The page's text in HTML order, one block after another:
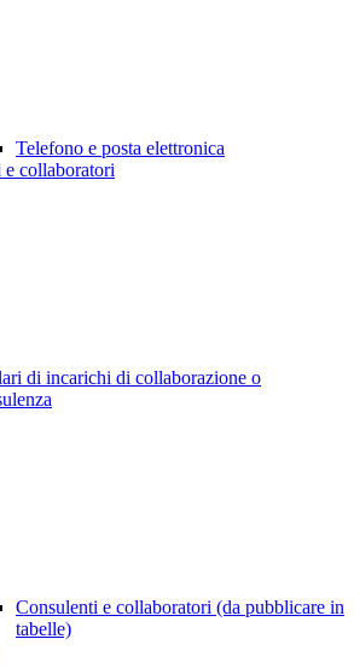
Telefono e posta elettronica
e collaboratori
di incarichi di collaborazione o
Consulenti e collaboratori (da pubblicare in
tabelle)